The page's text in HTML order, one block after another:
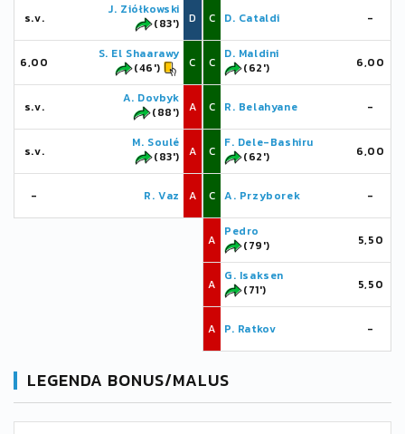
s.v.
J. Ziółkowski
(83')
D
6,00
S. El Shaarawy
(46')
C
s.v.
A. Dovbyk
(88')
A
s.v.
M. Soulé
(83')
A
- R. Vaz A
C D. Cataldi -
C
D. Maldini
(62')
6,00
C R. Belahyane -
C
F. Dele-Bashiru
(62')
6,00
C A. Przyborek -
A
Pedro
(79')
5,50
A
G. Isaksen
(71')
5,50
A P. Ratkov -
LEGENDA BONUS/MALUS